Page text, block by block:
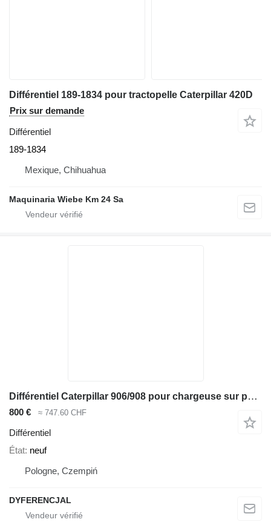
Différentiel 189-1834 pour tractopelle Caterpillar 420D
Prix sur demande
Différentiel
189-1834
Mexique, Chihuahua
Maquinaria Wiebe Km 24 Sa
Différentiel Caterpillar 906/908 pour chargeuse sur pneus Caterpillar 906/908
800 € ≈ 747.60 CHF
Différentiel
État neuf
Pologne, Czempiń
DYFERENCJAL